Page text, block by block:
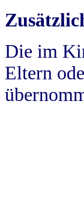
Die im
Eltern